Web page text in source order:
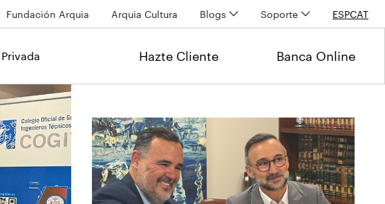
Fundación Arquia Arquia Cultura Blogs Soporte ESPCAT
Hazte Cliente Banca Online